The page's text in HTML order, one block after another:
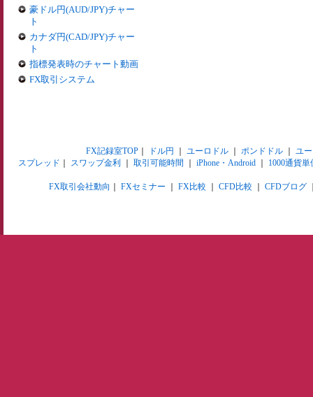
豪ドル円(AUD/JPY)チャー
ト
カナダ円(CAD/JPY)チャー
ト
指標発表時のチャート動画
FX取引システム
FX記録室TOP｜ ドル円 ユーロドル｜ ポンドドル｜ ユ
スプレッド
スワップ金利 取引可能時間 iPhone・Android 1000通貨単
FX取引会社動向 FXセミナー FX比較 CFD比較 CFDブログ